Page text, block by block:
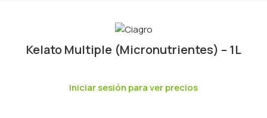
Kelato Multiple (Micronutrientes) – 1L
Iniciar sesión para ver precios